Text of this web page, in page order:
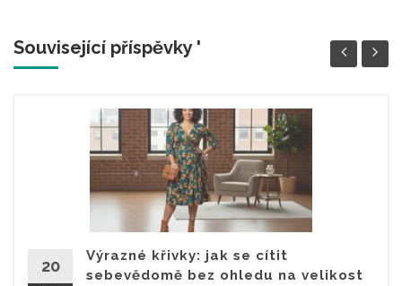
Související příspěvky '
20
Výrazné křivky: jak se cítit
sebevědomě bez ohledu na velikost